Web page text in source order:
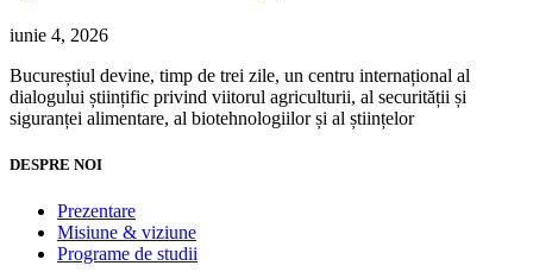
iunie 4, 2026
Bucureștiul devine, timp de trei zile, un centru internațional al
dialogului științific privind viitorul agriculturii, al securității și
siguranței alimentare, al biotehnologiilor și al științelor
DESPRE NOI
Prezentare
Misiune & viziune
Programe de studii